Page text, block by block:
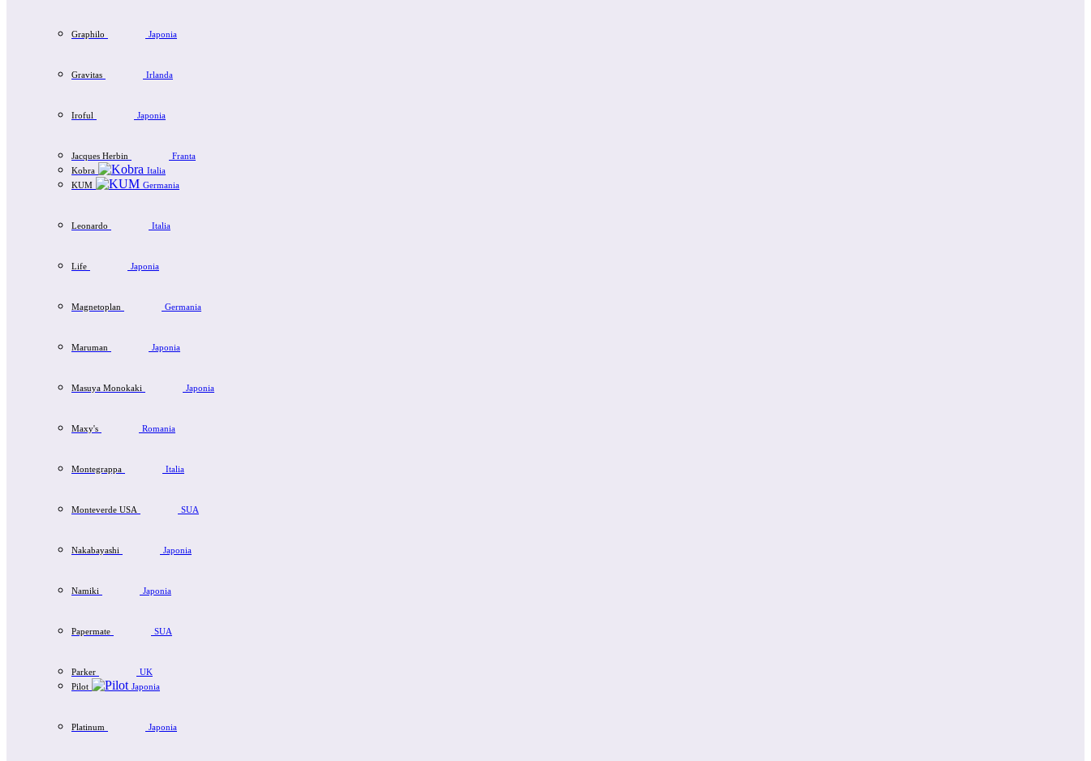
Graphilo Japonia
Gravitas Irlanda
Iroful Japonia
Jacques Herbin
Franta
Kobra
Italia
KUM
Germania
Leonardo Italia
Life Japonia
Magnetoplan Germania
Maruman Japonia
Masuya Monokaki Japonia
Maxy's Romania
Montegrappa Italia
Monteverde USA SUA
Nakabayashi Japonia
Namiki Japonia
Papermate SUA
Parker
UK
Pilot
Japonia
Platinum Japonia